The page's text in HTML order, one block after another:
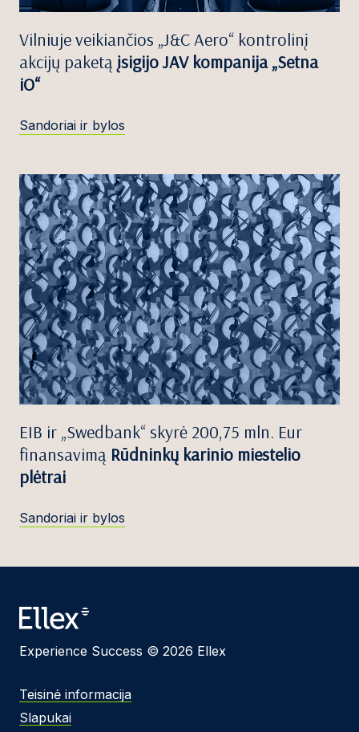
Vilniuje veikiančios „J&C Aero“ kontrolinį
akcijų paketą įsigijo JAV kompanija „Setna
iO“
Sandoriai ir bylos
EIB ir „Swedbank“ skyrė 200,75 mln. Eur
finansavimą Rūdninkų karinio miestelio
plėtrai
Sandoriai ir bylos
Experience Success © 2026 Ellex
Teisinė informacija
Slapukai